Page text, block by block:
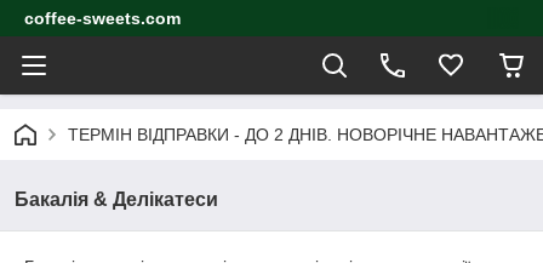
coffee-sweets.com
ТЕРМІН ВІДПРАВКИ - ДО 2 ДНІВ. НОВОРІЧНЕ
Бакалія & Делікатеси